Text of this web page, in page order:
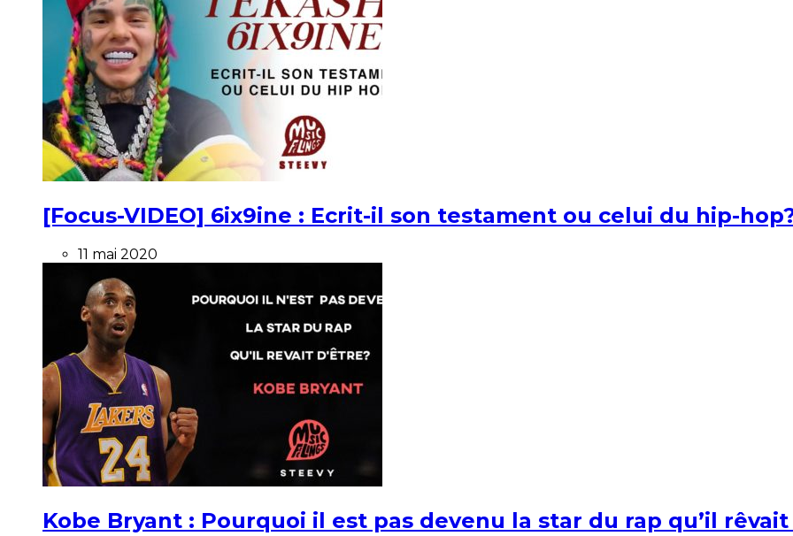
[Focus-VIDEO] 6ix9ine : Ecrit-il son testament ou celui du hip-
11 mai 2020
Kobe Bryant : Pourquoi il est pas devenu la star du rap qu’il rêvait